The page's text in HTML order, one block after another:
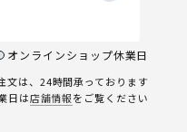
オンラインショップ休業日
は、24時間承っております
日は店舗情報をご覧ください